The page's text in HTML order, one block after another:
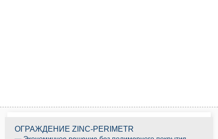
ОГРАЖДЕНИЕ ZINC-PERIMETR